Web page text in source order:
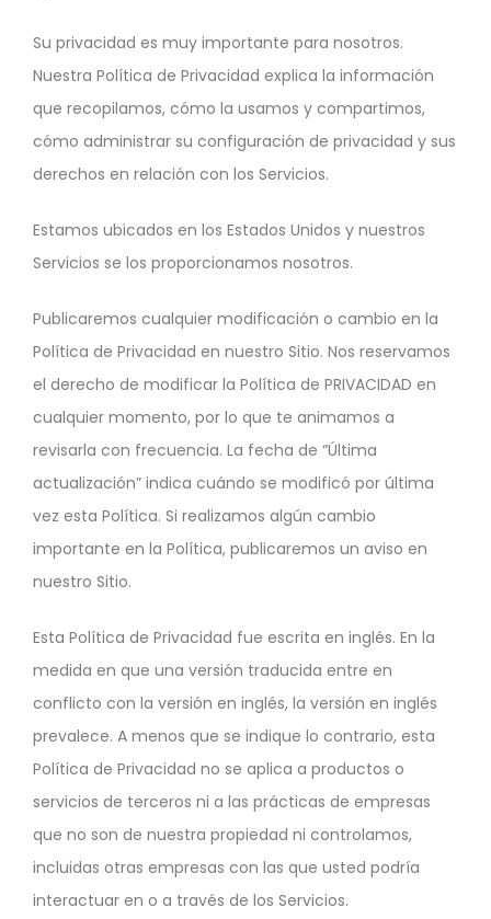
Su privacidad es muy importante para nosotros.
Nuestra Política de Privacidad explica la información
que recopilamos, cómo la usamos y compartimos,
cómo administrar su configuración de privacidad y sus
derechos en relación con los Servicios.
Estamos ubicados en los Estados Unidos y nuestros
Servicios se los proporcionamos nosotros.
Publicaremos cualquier modificación o cambio en la
Política de Privacidad en nuestro Sitio. Nos reservamos
el derecho de modificar la Política de PRIVACIDAD en
cualquier momento, por lo que te animamos a
revisarla con frecuencia. La fecha de “Última
actualización” indica cuándo se modificó por última
vez esta Política. Si realizamos algún cambio
importante en la Política, publicaremos un aviso en
nuestro Sitio.
Esta Política de Privacidad fue escrita en inglés. En la
medida en que una versión traducida entre en
conflicto con la versión en inglés, la versión en inglés
prevalece. A menos que se indique lo contrario, esta
Política de Privacidad no se aplica a productos o
servicios de terceros ni a las prácticas de empresas
que no son de nuestra propiedad ni controlamos,
incluidas otras empresas con las que usted podría
interactuar en o a través de los Servicios.